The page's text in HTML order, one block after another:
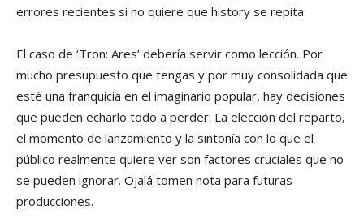
errores recientes si no quiere que history se repita.
El caso de ‘Tron: Ares’ debería servir como lección. Por
mucho presupuesto que tengas y por muy consolidada que
esté una franquicia en el imaginario popular, hay decisiones
que pueden echarlo todo a perder. La elección del reparto,
el momento de lanzamiento y la sintonía con lo que el
público realmente quiere ver son factores cruciales que no
se pueden ignorar. Ojalá tomen nota para futuras
producciones.